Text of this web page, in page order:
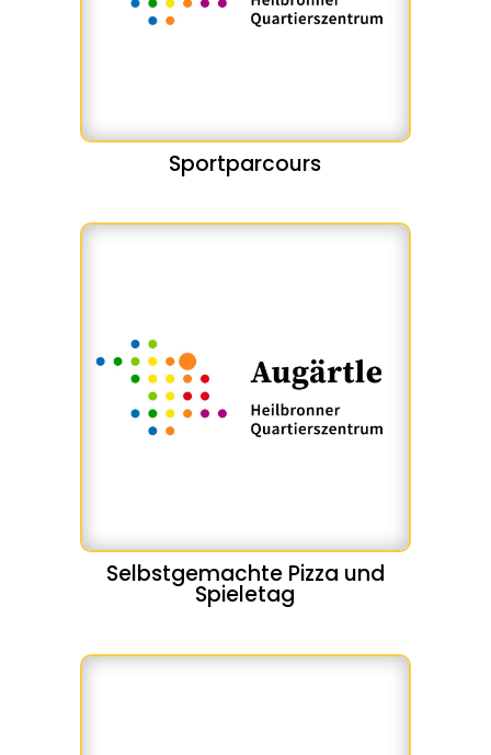
Sportparcours
Selbstgemachte Pizza und
Spieletag